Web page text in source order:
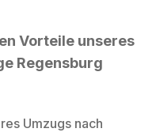
Vorteile unseres
Regensburg
Umzugs nach